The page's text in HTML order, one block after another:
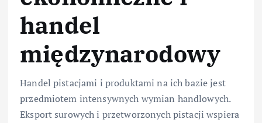
handel
międzynarodowy
Handel pistacjami i produktami na ich bazie jest
przedmiotem intensywnych wymian handlowych.
Eksport surowych i przetworzonych pistacji wspiera